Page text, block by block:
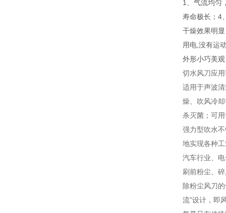
1、气流均匀
寿命极长；4
干燥效果明
用电,没有运
外形小巧美
切水风刀应
适用于声波
燥、吹风冷
杀灭菌；可
强力型吹水
地实现各种
汽车行业、
刷前粉尘、
除粉尘风刀
流"设计，即